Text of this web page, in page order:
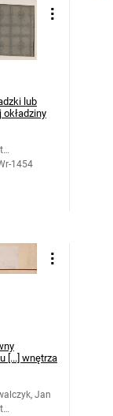
lub
1454
[...] wnętrza
Jan